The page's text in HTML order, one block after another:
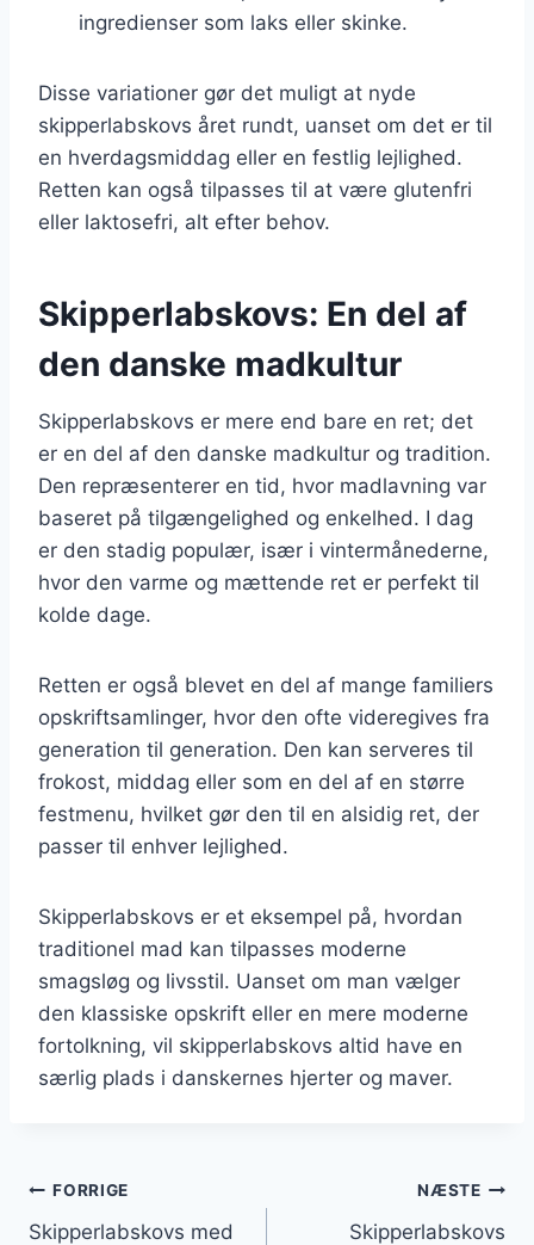
ingredienser som laks eller skinke.
Disse variationer gør det muligt at nyde
skipperlabskovs året rundt, uanset om det er til
en hverdagsmiddag eller en festlig lejlighed.
Retten kan også tilpasses til at være glutenfri
eller laktosefri, alt efter behov.
Skipperlabskovs: En del af
den danske madkultur
Skipperlabskovs er mere end bare en ret; det
er en del af den danske madkultur og tradition.
Den repræsenterer en tid, hvor madlavning var
baseret på tilgængelighed og enkelhed. I dag
er den stadig populær, især i vintermånederne,
hvor den varme og mættende ret er perfekt til
kolde dage.
Retten er også blevet en del af mange familiers
opskriftsamlinger, hvor den ofte videregives fra
generation til generation. Den kan serveres til
frokost, middag eller som en del af en større
festmenu, hvilket gør den til en alsidig ret, der
passer til enhver lejlighed.
Skipperlabskovs er et eksempel på, hvordan
traditionel mad kan tilpasses moderne
smagsløg og livsstil. Uanset om man vælger
den klassiske opskrift eller en mere moderne
fortolkning, vil skipperlabskovs altid have en
særlig plads i danskernes hjerter og maver.
Indlægsnavigation
FORRIGE
Skipperlabskovs med
NÆSTE
Skipperlabskovs